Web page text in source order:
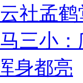
云社孟
三小
身都亮